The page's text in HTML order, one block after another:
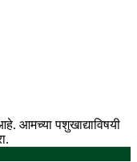
आमच्या पशुखाद्याविषयी